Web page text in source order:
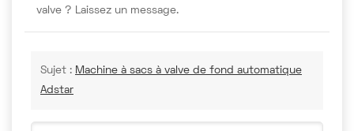
valve ? Laissez un message.
Sujet : Machine à sacs à valve de fond automatique
Adstar